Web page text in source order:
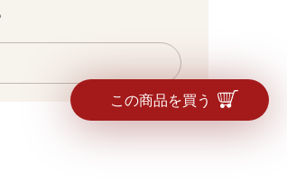
この商品を買う